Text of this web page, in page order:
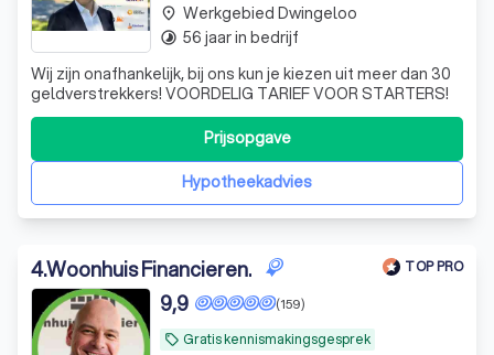
Wij zijn onafhankelijk, bij ons kun je kiezen uit meer dan 30
geldverstrekkers! VOORDELIG TARIEF VOOR STARTERS!
Hypotheekadvies
Prijsopgave
place Werkgebied Dwingeloo
timelapse 56 jaar in bedrijf
4.Woonhuis Financieren. TOP PRO
local_offer Gratis kennismakingsgesprek
(159)
9,9